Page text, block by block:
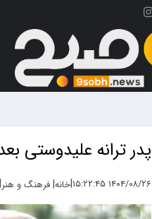
پدر ترانه علیدوستی
۱۴۰۴/۰۸/۲۶ ۱۵:۲۲:۴۵ |خانه|فرهنگ و هنر|